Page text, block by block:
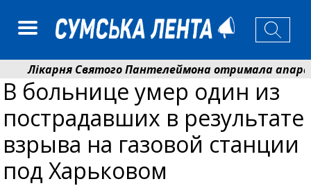
Лікарня Святого Пантелеймона отримала апарат
Артем Кобзар вручив родинам 20 полеглих Героїв
В больнице умер один из
пострадавших в результате
взрыва на газовой станции
под Харьковом